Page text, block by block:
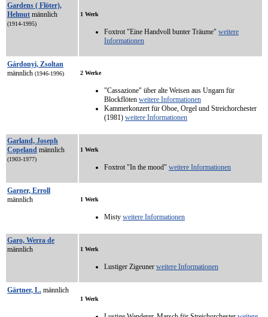
Gardens ( Flöter),
Helmut männlich
(1914-1995)
1 Werk
Foxtrot "Eine Handvoll bunter Träume" weitere
Informationen
Gárdonyi, Zsoltan
männlich (1946-1996) 2 Werke
"Cassazione" über alte Weisen aus Ungarn für
Blockflöten weitere Informationen
Kammerkonzert für Oboe, Orgel und Streichorchester
(1981) weitere Informationen
Garland, Joseph
Copeland männlich
(1903-1977)
1 Werk
Foxtrot "In the mood" weitere Informationen
Garner, Erroll
männlich
1 Werk
Misty weitere Informationen
Garo, Werra de
männlich
1 Werk
Lustiger Zigeuner weitere Informationen
Gärtner, L. männlich
1 Werk